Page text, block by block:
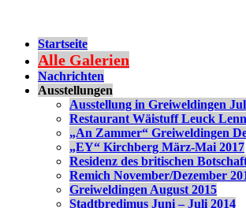
Startseite
Alle Galerien
Nachrichten
Ausstellungen
Ausstellung in Greiweldingen
Restaurant Wäistuff Leuck
„An Zammer“ Greiweldingen
„EY“ Kirchberg März-Mai 2017
Residenz des britischen
Remich November/Dezember
Greiweldingen August 2015
Stadtbredimus Juni – Juli 2014